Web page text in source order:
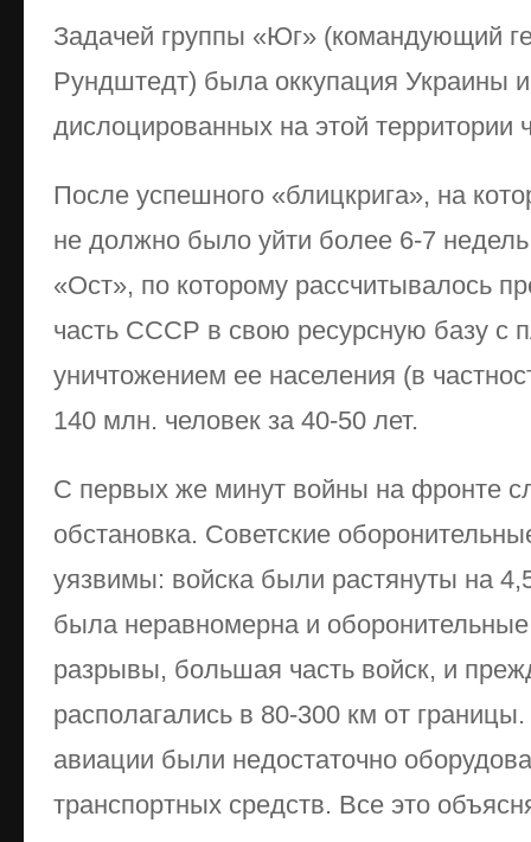
Задачей группы «Юг» (командующий
Рундштедт) была оккупация Украины
дислоцированных на этой территории
После успешного «блицкрига», на
не должно было уйти более 6-7
«Ост», по которому рассчитывалось
часть СССР в свою ресурсную базу с
уничтожением ее населения (в
140 млн. человек за 40-50 лет.
С первых же минут войны на фронте
обстановка. Советские
уязвимы: войска были растянуты на
была неравномерна и
разрывы, большая часть войск, и
располагались в 80-300 км от
авиации были недостаточно
транспортных средств. Все это